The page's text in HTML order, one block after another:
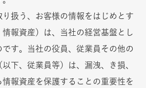
り扱う、お客様の情報をはじめとす
報資産）は、当社の経営基盤とし
す。当社の役員、従業員その他の
下、従業員等）は、漏洩、き損、
報資産を保護することの重要性を